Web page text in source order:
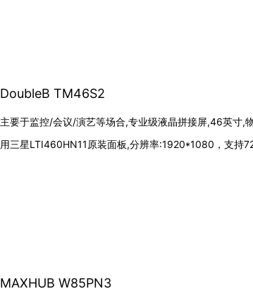
DoubleB TM46S2
主要于监控/会议/演艺等场合,专业级液晶拼接屏,46英寸
用三星LTI460HN11原装面板,分辨率:1920*1080，支持
MAXHUB W85PN3